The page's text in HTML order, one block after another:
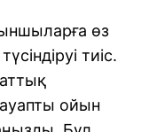
өз
тиіс.
ойын